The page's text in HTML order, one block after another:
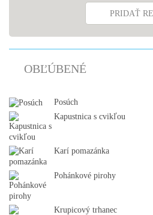
PRIDAŤ
OBĽÚBENÉ
Posúch
Kapustnica s cvikľou
Karí pomazánka
Pohánkové pirohy
Krupicový trhanec